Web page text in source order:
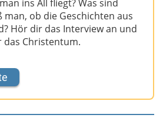
ins All fliegt? Was sind
man, ob die Geschichten aus
Hör dir das Interview an und
Christentum.